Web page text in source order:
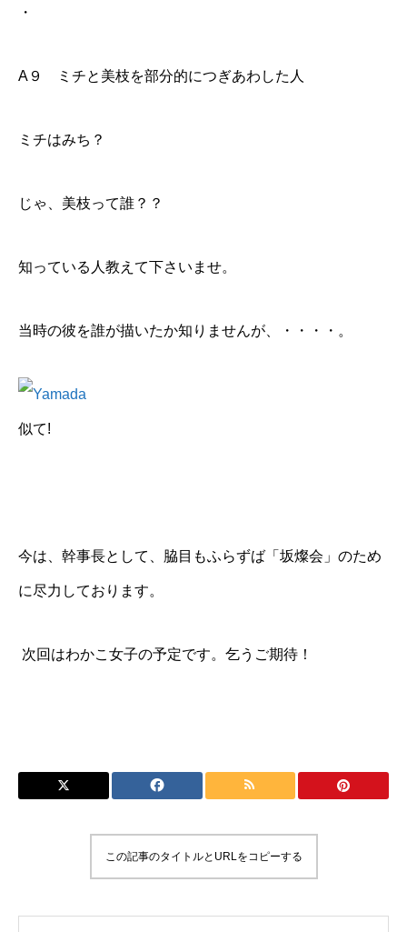
・
A９ ミチと美枝を部分的につぎあわした人
ミチはみち？
じゃ、美枝って誰？？
知っている人教えて下さいませ。
当時の彼を誰が描いたか知りませんが、・・・・。
似て!
今は、幹事長として、脇目もふらずば「坂燦会」のため
に尽力しております。
次回はわかこ女子の予定です。乞うご期待！
この記事のタイトルとURLをコピーする